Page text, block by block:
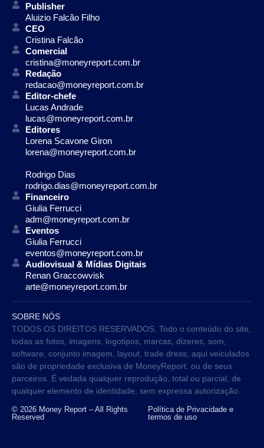
Publisher
Aluizio Falcão Filho
CEO
Cristina Falcão
Comercial
cristina@moneyreport.com.br
Redação
redacao@moneyreport.com.br
Editor-chefe
Lucas Andrade
lucas@moneyreport.com.br
Editores
Lorena Scavone Giron
lorena@moneyreport.com.br
Rodrigo Dias
rodrigo.dias@moneyreport.com.br
Financeiro
Giulia Ferrucci
adm@moneyreport.com.br
Eventos
Giulia Ferrucci
eventos@moneyreport.com.br
Audiovisual & Mídias Digitais
Renan Graccowvisk
arte@moneyreport.com.br
SOBRE NÓS
TODOS OS DIREITOS RESERVADOS. Todo o conteúdo do site,
todas as fotos, imagens, logotipos, marcas, dizeres, som,
software, conjunto imagem, layout, trade dress, aqui veiculados
são de propriedade exclusiva de MoneyReport. ou de seus
parceiros. É vedada qualquer reprodução, total ou parcial, de
qualquer elemento de identidade, sem expressa autorização.
© 2026 Money Report – All Rights
Reserved
Política de Privacidade e
termos de uso